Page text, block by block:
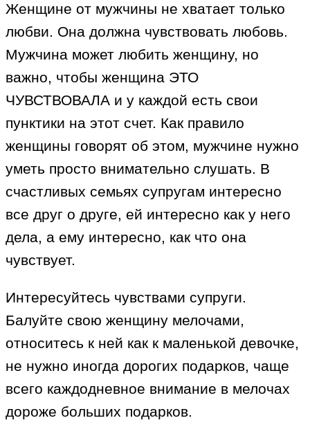
Женщине от мужчины не хватает только
любви. Она должна чувствовать любовь.
Мужчина может любить женщину, но
важно, чтобы женщина ЭТО
ЧУВСТВОВАЛА и у каждой есть свои
пунктики на этот счет. Как правило
женщины говорят об этом, мужчине нужно
уметь просто внимательно слушать. В
счастливых семьях супругам интересно
все друг о друге, ей интересно как у него
дела, а ему интересно, как что она
чувствует.
Интересуйтесь чувствами супруги.
Балуйте свою женщину мелочами,
относитесь к ней как к маленькой девочке,
не нужно иногда дорогих подарков, чаще
всего каждодневное внимание в мелочах
дороже больших подарков.